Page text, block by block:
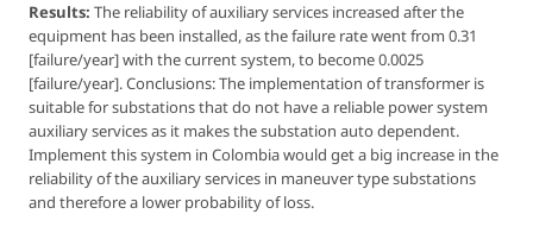
Results: The reliability of auxiliary services increased after the
equipment has been installed, as the failure rate went from 0.31
[failure/year] with the current system, to become 0.0025
[failure/year]. Conclusions: The implementation of transformer is
suitable for substations that do not have a reliable power system
auxiliary services as it makes the substation auto dependent.
Implement this system in Colombia would get a big increase in the
reliability of the auxiliary services in maneuver type substations
and therefore a lower probability of loss.